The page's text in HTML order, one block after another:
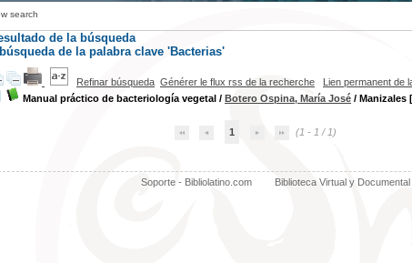
search
de la búsqueda
búsqueda de la palabra clave 'Bacterias'
Refinar búsqueda Générer le flux rss de la recherche Lien permanent de
Manual práctico de bacteriología vegetal / Botero Ospina, María José / Manizales
1 (1 - 1 / 1)
Soporte - Bibliolatino.com Biblioteca Virtual y Documental